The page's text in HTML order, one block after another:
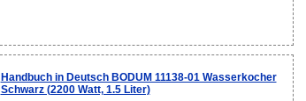
Handbuch in Deutsch BODUM 11138-01 Wasserkocher
Schwarz (2200 Watt, 1.5 Liter)